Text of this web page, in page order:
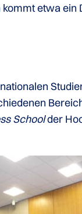
etwa ein
Schoolder